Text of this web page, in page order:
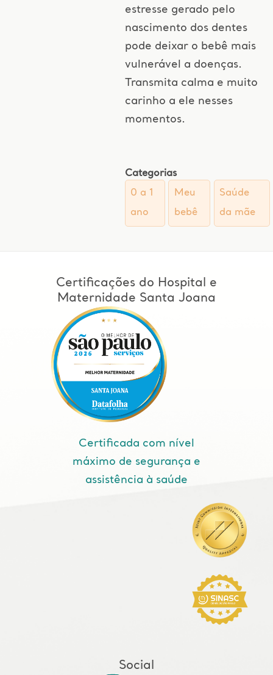
estresse gerado pelo
nascimento dos dentes
pode deixar o bebê mais
vulnerável a doenças.
Transmita calma e muito
carinho a ele nesses
momentos.
Categorias
0 a 1
ano
Meu
bebê
Saúde
da mãe
Certificações do Hospital e
Maternidade Santa Joana
Certificada com nível
máximo de segurança e
assistência à saúde
Social